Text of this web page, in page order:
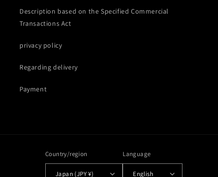
Description based on the Specified Commercial
Transactions Act
privacy policy
Regarding delivery
Payment
Country/region
Japan (JPY ¥)
Language
English